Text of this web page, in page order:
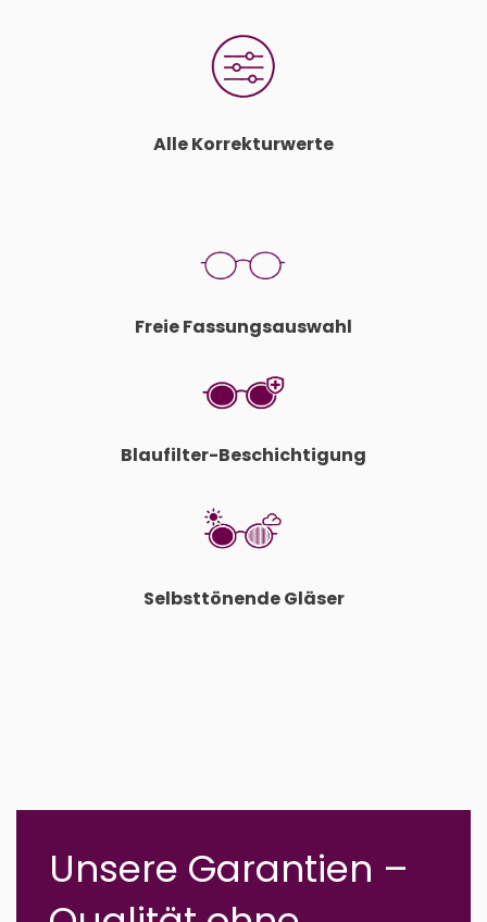
Alle Korrekturwerte
Freie Fassungsauswahl
Blaufilter-Beschichtigung
Selbsttönende Gläser
Unsere Garantien –